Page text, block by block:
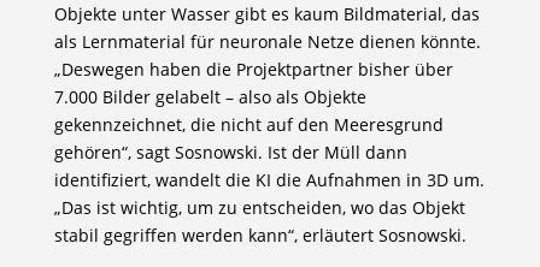
Objekte unter Wasser gibt es kaum Bildmaterial, das
als Lernmaterial für neuronale Netze dienen könnte.
„Deswegen haben die Projektpartner bisher über
7.000 Bilder gelabelt – also als Objekte
gekennzeichnet, die nicht auf den Meeresgrund
gehören“, sagt Sosnowski. Ist der Müll dann
identifiziert, wandelt die KI die Aufnahmen in 3D um.
„Das ist wichtig, um zu entscheiden, wo das Objekt
stabil gegriffen werden kann“, erläutert Sosnowski.